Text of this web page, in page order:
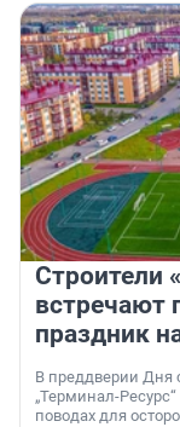
Строители
встречают
праздник
В преддверии Дня
„Терминал-
поводах для